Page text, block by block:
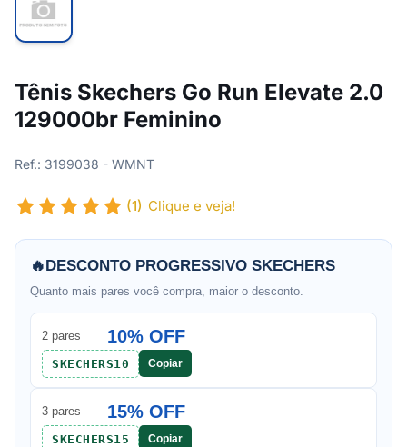
Tênis Skechers Go Run Elevate 2.0
129000br Feminino
Ref.: 3199038 - WMNT
(1) Clique e veja!
🔥DESCONTO PROGRESSIVO SKECHERS
Quanto mais pares você compra, maior o desconto.
2 pares 10% OFF
SKECHERS10 Copiar
3 pares 15% OFF
SKECHERS15 Copiar